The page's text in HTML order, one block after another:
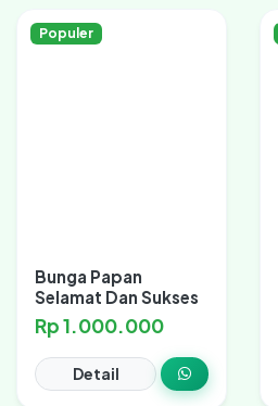
Populer
Bunga Papan
Selamat Dan Sukses
Rp 1.000.000
Detail